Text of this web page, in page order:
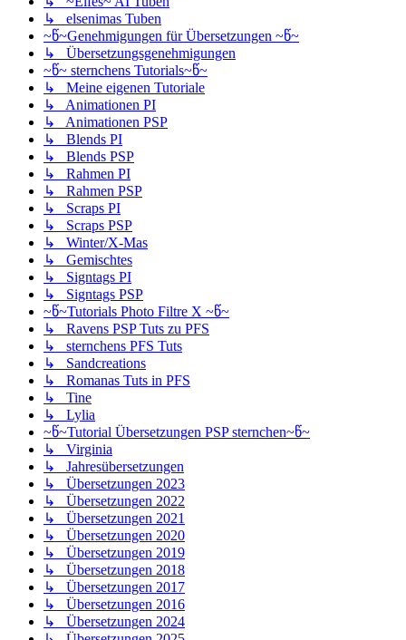
↳ elsenimas Tuben
~წ~Genehmigungen für Übersetzungen ~წ~
↳ Übersetzungsgenehmigungen
~წ~ sternchens Tutorials~წ~
↳ Meine eigenen Tutoriale
↳ Animationen PI
↳ Animationen PSP
↳ Blends PI
↳ Blends PSP
↳ Rahmen PI
↳ Rahmen PSP
↳ Scraps PI
↳ Scraps PSP
↳ Winter/X-Mas
↳ Gemischtes
↳ Signtags PI
↳ Signtags PSP
~წ~Tutorials Photo Filtre X ~წ~
↳ Ravens PSP Tuts zu PFS
↳ sternchens PFS Tuts
↳ Sandcreations
↳ Romanas Tuts in PFS
↳ Tine
↳ Lylia
~წ~Tutorial Übersetzungen PSP sternchen~წ~
↳ Virginia
↳ Jahresübersetzungen
↳ Übersetzungen 2023
↳ Übersetzungen 2022
↳ Übersetzungen 2021
↳ Übersetzungen 2020
↳ Übersetzungen 2019
↳ Übersetzungen 2018
↳ Übersetzungen 2017
↳ Übersetzungen 2016
↳ Übersetzungen 2024